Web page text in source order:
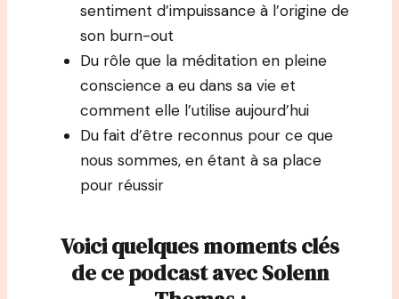
sentiment d’impuissance à l’origine de
son burn-out
Du rôle que la méditation en pleine
conscience a eu dans sa vie et
comment elle l’utilise aujourd’hui
Du fait d’être reconnus pour ce que
nous sommes, en étant à sa place
pour réussir
Voici quelques moments clés
de ce podcast avec Solenn